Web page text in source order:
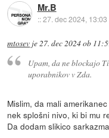
Mr.B
::27. dec 2024, 13:03
mtosev je27. dec 2024 ob
Upam, da ne blockajo
uporabnikov v Zda.
Mislim, da mali
nek splošni nivo, ki bi mu
Da dodam slikico